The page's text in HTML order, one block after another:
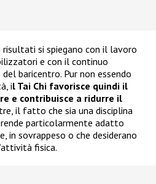
risultati si spiegano con il lavoro
e con il continuo
baricentro. Pur non essendo
il Tai Chi favorisce quindi il
e contribuisce a ridurre il
il fatto che sia una disciplina
particolarmente adatto
in sovrappeso o che desiderano
fisica.